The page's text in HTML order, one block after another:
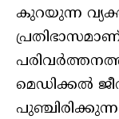
കുറയുന്ന
മെഡിക്കല്‍